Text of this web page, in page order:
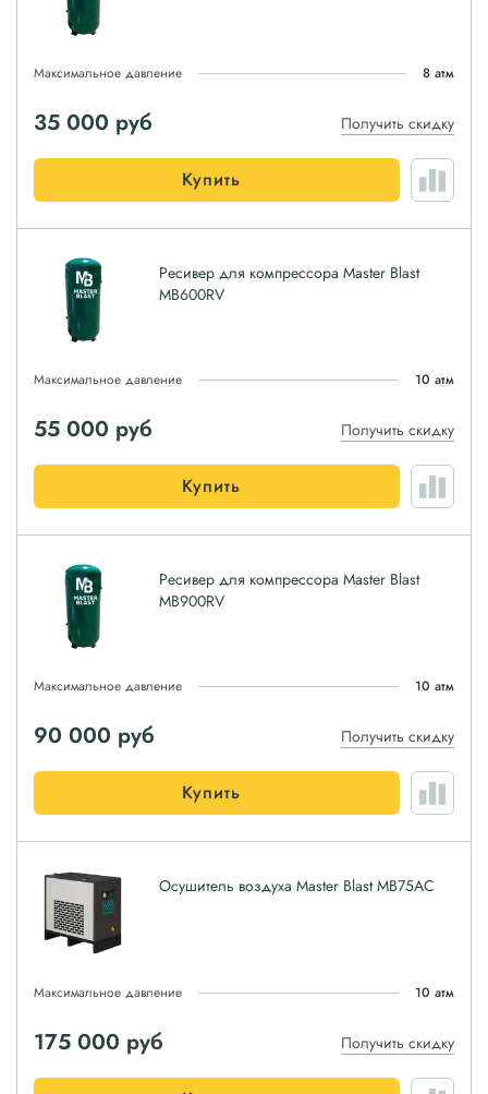
Максимальное давление 8 атм
35 000 руб Получить скидку
Купить
Ресивер для компрессора Master Blast
MB600RV
Максимальное давление 10 атм
55 000 руб Получить скидку
Купить
Ресивер для компрессора Master Blast
MB900RV
Максимальное давление 10 атм
90 000 руб Получить скидку
Купить
Осушитель воздуха Master Blast MB75AC
Максимальное давление 10 атм
175 000 руб Получить скидку